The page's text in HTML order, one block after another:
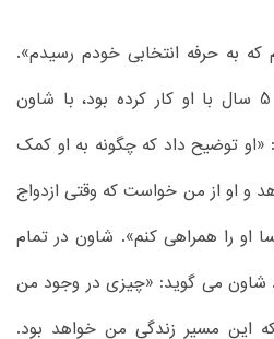
به حرفه انتخابی خودم رسیدم».
یک روز دختری که به مدت 5 سال با او کار کرده بود، با شاون
توضیح داد که چگونه به او کمک
و او از من خواست که وقتی ازدواج
او را همراهی کنم». شاون در تمام
شاون می گوید: «چیزی در وجود من
این مسیر زندگی من خواهد بود.